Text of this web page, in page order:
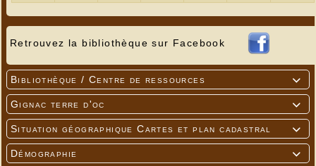
Retrouvez la bibliothèque sur Facebook

Bibliothèque / Centre de ressources

Gignac terre d'oc

Situation géographique Cartes et plan cadastral

Démographie